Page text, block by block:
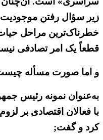
زیر سؤال رفتن
خطرناک‌ترین مراحل
قطعاً یک امر تصادفی
و اما صورت مسأله
به‌عنوان نمونه رئیس
با فعالان اقتصادی بر
کرد و گفت;